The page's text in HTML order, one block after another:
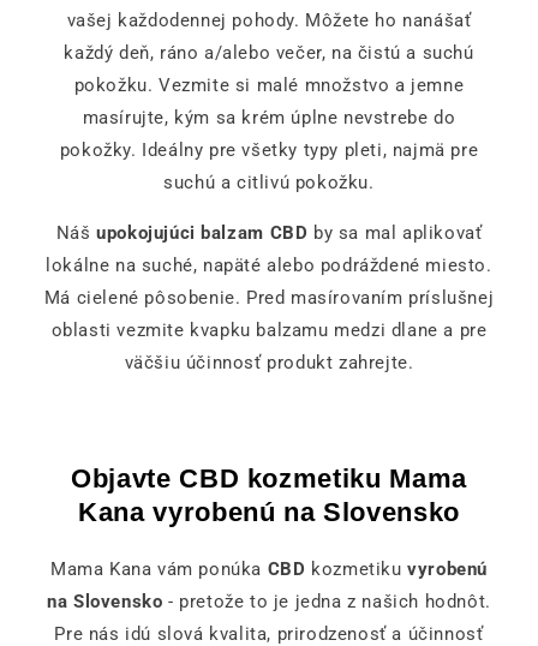
vašej každodennej pohody. Môžete ho nanášať
každý deň, ráno a/alebo večer, na čistú a suchú
pokožku. Vezmite si malé množstvo a jemne
masírujte, kým sa krém úplne nevstrebe do
pokožky. Ideálny pre všetky typy pleti, najmä pre
suchú a citlivú pokožku.
Náš upokojujúci balzam CBD by sa mal aplikovať
lokálne na suché, napäté alebo podráždené miesto.
Má cielené pôsobenie. Pred masírovaním príslušnej
oblasti vezmite kvapku balzamu medzi dlane a pre
väčšiu účinnosť produkt zahrejte.
Objavte CBD kozmetiku Mama
Kana vyrobenú na Slovensko
Mama Kana vám ponúka CBD kozmetiku vyrobenú
na Slovensko - pretože to je jedna z našich hodnôt.
Pre nás idú slová kvalita, prirodzenosť a účinnosť